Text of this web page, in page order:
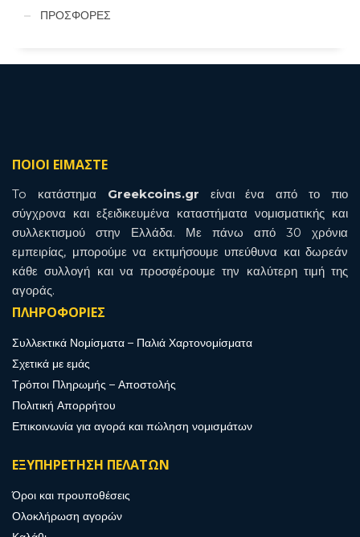
ΠΡΟΣΦΟΡΕΣ
ΠΟΙΟΙ ΕΙΜΑΣΤΕ
To κατάστημα Greekcoins.gr είναι ένα από το πιο
σύγχρονα και εξειδικευμένα καταστήματα νομισματικής και
συλλεκτισμού στην Ελλάδα. Με πάνω από 30 χρόνια
εμπειρίας, μπορούμε να εκτιμήσουμε υπεύθυνα και δωρεάν
κάθε συλλογή και να προσφέρουμε την καλύτερη τιμή της
αγοράς.
ΠΛΗΡΟΦΟΡΙΕΣ
Συλλεκτικά Νομίσματα – Παλιά Χαρτονομίσματα
Σχετικά με εμάς
Τρόποι Πληρωμής – Αποστολής
Πολιτική Απορρήτου
Επικοινωνία για αγορά και πώληση νομισμάτων
ΕΞΥΠΗΡΕΤΗΣΗ ΠΕΛΑΤΩΝ
Όροι και προυποθέσεις
Ολοκλήρωση αγορών